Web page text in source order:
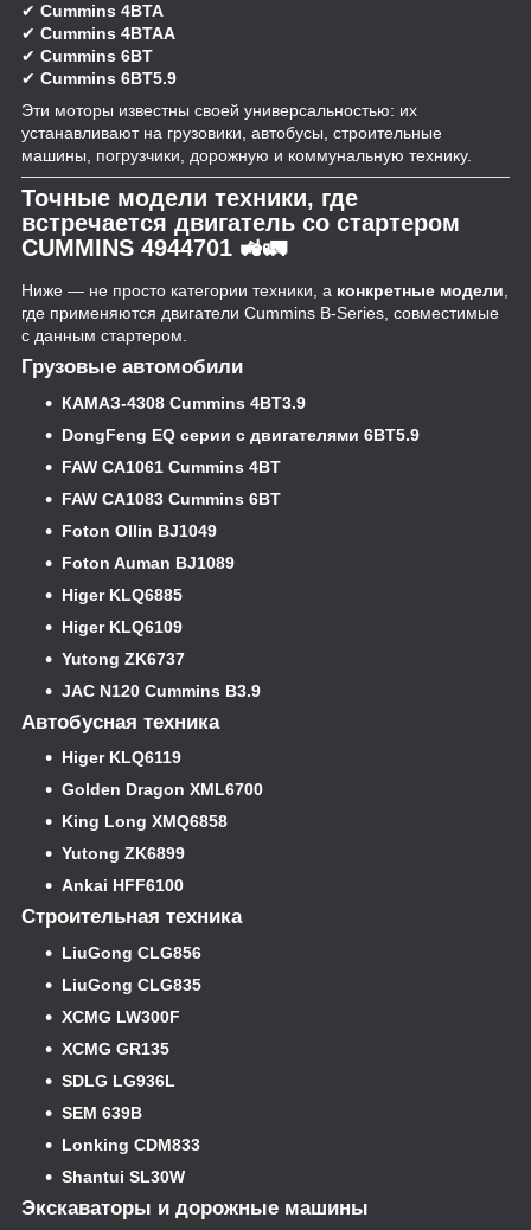
✔ Cummins 4BTA
✔ Cummins 4BTAA
✔ Cummins 6BT
✔ Cummins 6BT5.9
Эти моторы известны своей универсальностью: их
устанавливают на грузовики, автобусы, строительные
машины, погрузчики, дорожную и коммунальную технику.
Точные модели техники, где
встречается двигатель со стартером
CUMMINS 4944701 🚜🚛
Ниже — не просто категории техники, а конкретные модели
где применяются двигатели Cummins B-Series, совместимые
с данным стартером.
Грузовые автомобили
КАМАЗ-4308 Cummins 4BT3.9
DongFeng EQ серии с двигателями 6BT5.9
FAW CA1061 Cummins 4BT
FAW CA1083 Cummins 6BT
Foton Ollin BJ1049
Foton Auman BJ1089
Higer KLQ6885
Higer KLQ6109
Yutong ZK6737
JAC N120 Cummins B3.9
Автобусная техника
Higer KLQ6119
Golden Dragon XML6700
King Long XMQ6858
Yutong ZK6899
Ankai HFF6100
Строительная техника
LiuGong CLG856
LiuGong CLG835
XCMG LW300F
XCMG GR135
SDLG LG936L
SEM 639B
Lonking CDM833
Shantui SL30W
Экскаваторы и дорожные машины